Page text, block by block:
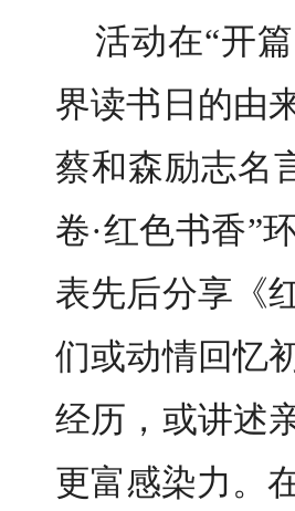
活动在“开
界读书日的由
蔡和森励志名
卷·红色书香”
表先后分享《
们或动情回忆
经历，或讲述
更富感染力。